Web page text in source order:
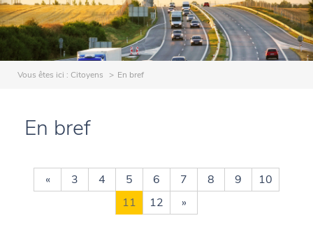
Vous êtes ici : Citoyens En bref
En bref
« 3 4 5 6 7 8 9
10
11
12 »